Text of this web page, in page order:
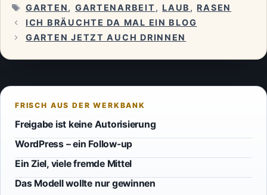
SCHLAGWÖRTER
GARTEN, GARTENARBEIT , LAUB , RASEN
ICH BRÄUCHTE DA MAL EIN BLOG
GARTEN JETZT AUCH DRINNEN
Freigabe ist keine Autorisierung
WordPress – ein Follow-up
Ein Ziel, viele fremde Mittel
Das Modell wollte nur gewinnen